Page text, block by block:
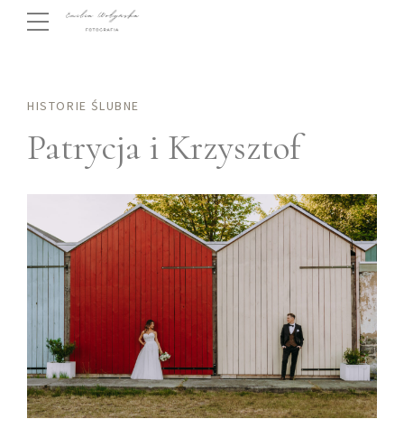
HISTORIE ŚLUBNE
Patrycja i Krzysztof